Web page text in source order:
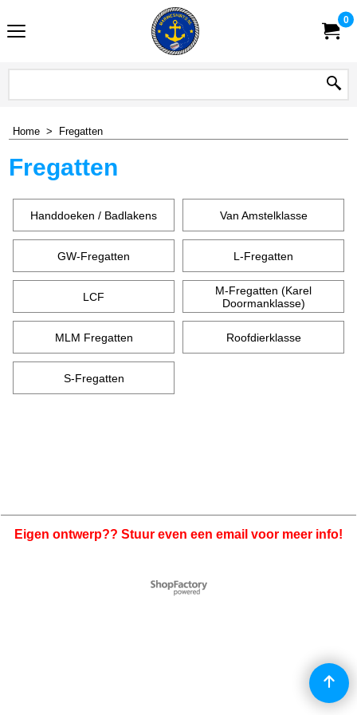
0
Home > Fregatten
Fregatten
Handdoeken / Badlakens Van Amstelklasse
GW-Fregatten L-Fregatten
LCF
M-Fregatten (Karel
Doormanklasse)
MLM Fregatten Roofdierklasse
S-Fregatten
Eigen ontwerp?? Stuur even een email voor meer info!
Webwinkel gemaakt met
ShopFactory webwinkel